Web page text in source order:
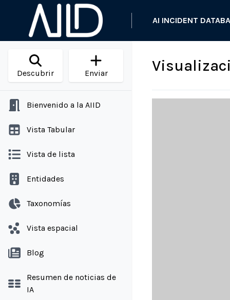
AI INCIDENT
Descubrir Enviar
Bienvenido a la AIID
Vista Tabular
Vista de lista
Entidades
Taxonomías
Vista espacial
Blog
Resumen de noticias de
IA